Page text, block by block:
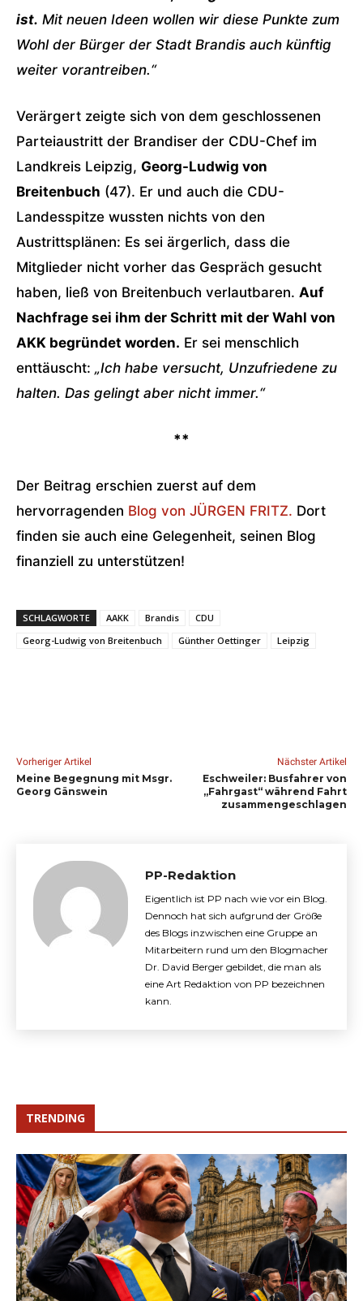
ist. Mit neuen Ideen wollen wir diese Punkte zum
Wohl der Bürger der Stadt Brandis auch künftig
weiter vorantreiben.“
Verärgert zeigte sich von dem geschlossenen
Parteiaustritt der Brandiser der CDU-Chef im
Landkreis Leipzig, Georg-Ludwig von
Breitenbuch (47). Er und auch die CDU-
Landesspitze wussten nichts von den
Austrittsplänen: Es sei ärgerlich, dass die
Mitglieder nicht vorher das Gespräch gesucht
haben, ließ von Breitenbuch verlautbaren. Auf
Nachfrage sei ihm der Schritt mit der Wahl von
AKK begründet worden. Er sei menschlich
enttäuscht: „Ich habe versucht, Unzufriedene zu
halten. Das gelingt aber nicht immer.“
**
Der Beitrag erschien zuerst auf dem
hervorragenden Blog von JÜRGEN FRITZ. Dort
finden sie auch eine Gelegenheit, seinen Blog
finanziell zu unterstützen!
SCHLAGWORTE AAKK Brandis
CDU
Georg-Ludwig von Breitenbuch
Günther Oettinger Leipzig
Vorheriger Artikel
Meine Begegnung mit Msgr.
Georg Gänswein
Nächster Artikel
Eschweiler: Busfahrer von
„Fahrgast“ während Fahrt
zusammengeschlagen
PP-Redaktion
Eigentlich ist PP nach wie vor ein Blog.
Dennoch hat sich aufgrund der Größe
des Blogs inzwischen eine Gruppe an
Mitarbeitern rund um den Blogmacher
Dr. David Berger gebildet, die man als
eine Art Redaktion von PP bezeichnen
kann.
TRENDING